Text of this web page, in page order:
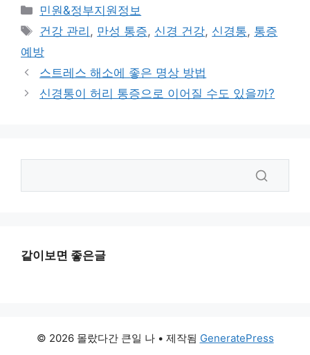
카
테
리
민원&정부지원정보
태
그
건강 관리 , 만성 통증, 신경 건강, 신경통, 통증
예방
스트레스 해소에 좋은 명상 방법
신경통이 허리 통증으로 이어질 수도 있을까?
같이보면 좋은글
© 2026 몰랐다간 큰일 나• 제작됨 GeneratePress